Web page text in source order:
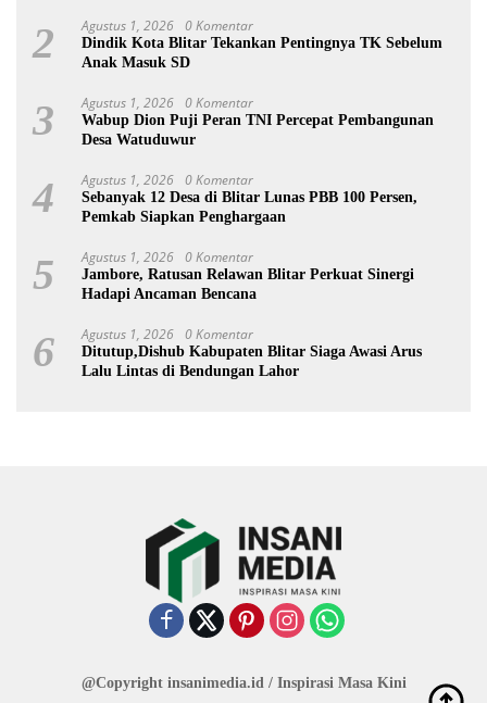
2 Agustus 1, 2026 0 Komentar
Dindik Kota Blitar Tekankan Pentingnya TK Sebelum
Anak Masuk SD
3 Agustus 1, 2026 0 Komentar
Wabup Dion Puji Peran TNI Percepat Pembangunan
Desa Watuduwur
4 Agustus 1, 2026 0 Komentar
Sebanyak 12 Desa di Blitar Lunas PBB 100 Persen,
Pemkab Siapkan Penghargaan
5 Agustus 1, 2026 0 Komentar
Jambore, Ratusan Relawan Blitar Perkuat Sinergi
Hadapi Ancaman Bencana
6 Agustus 1, 2026 0 Komentar
Ditutup,Dishub Kabupaten Blitar Siaga Awasi Arus
Lalu Lintas di Bendungan Lahor
@Copyright insanimedia.id / Inspirasi Masa Kini